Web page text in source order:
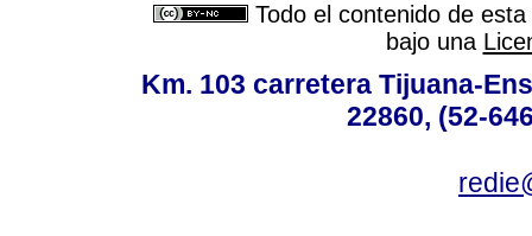
Todo el contenido de
bajo una
Km. 103 carretera Tijuana-
22860, (52-